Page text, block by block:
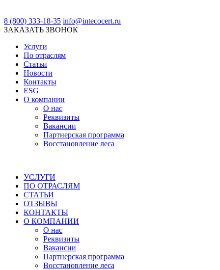
8 (800) 333-18-35 info@intecocert.ru
ЗАКАЗАТЬ ЗВОНОК
Услуги
По отраслям
Статьи
Новости
Контакты
ESG
О компании
О нас
Реквизиты
Вакансии
Партнерская программа
Восстановление леса
УСЛУГИ
ПО ОТРАСЛЯМ
СТАТЬИ
ОТЗЫВЫ
КОНТАКТЫ
О КОМПАНИИ
О нас
Реквизиты
Вакансии
Партнерская программа
Восстановление леса